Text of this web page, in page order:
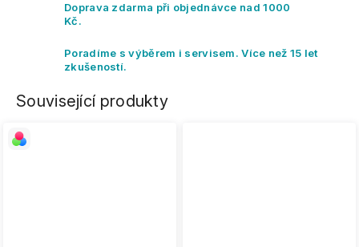
Doprava zdarma při objednávce nad 1000
Kč.
Poradíme s výběrem i servisem. Více než 15 let
zkušeností.
Související produkty